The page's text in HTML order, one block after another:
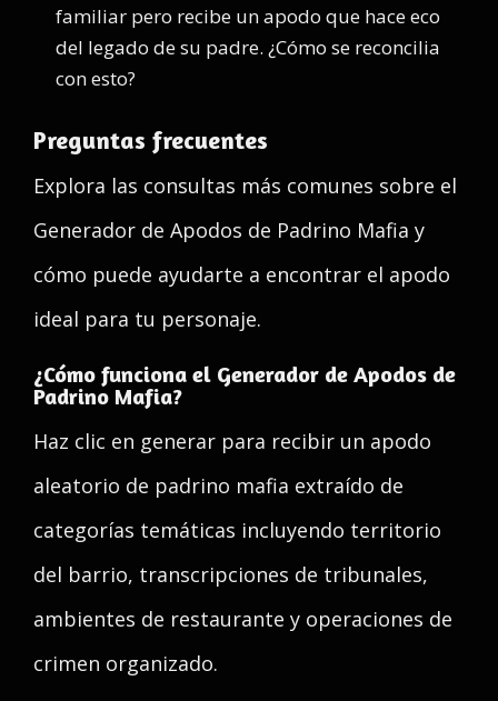
familiar pero recibe un apodo que hace eco
del legado de su padre. ¿Cómo se reconcilia
con esto?
Preguntas frecuentes
Explora las consultas más comunes sobre el
Generador de Apodos de Padrino Mafia y
cómo puede ayudarte a encontrar el apodo
ideal para tu personaje.
¿Cómo funciona el Generador de Apodos de
Padrino Mafia?
Haz clic en generar para recibir un apodo
aleatorio de padrino mafia extraído de
categorías temáticas incluyendo territorio
del barrio, transcripciones de tribunales,
ambientes de restaurante y operaciones de
crimen organizado.